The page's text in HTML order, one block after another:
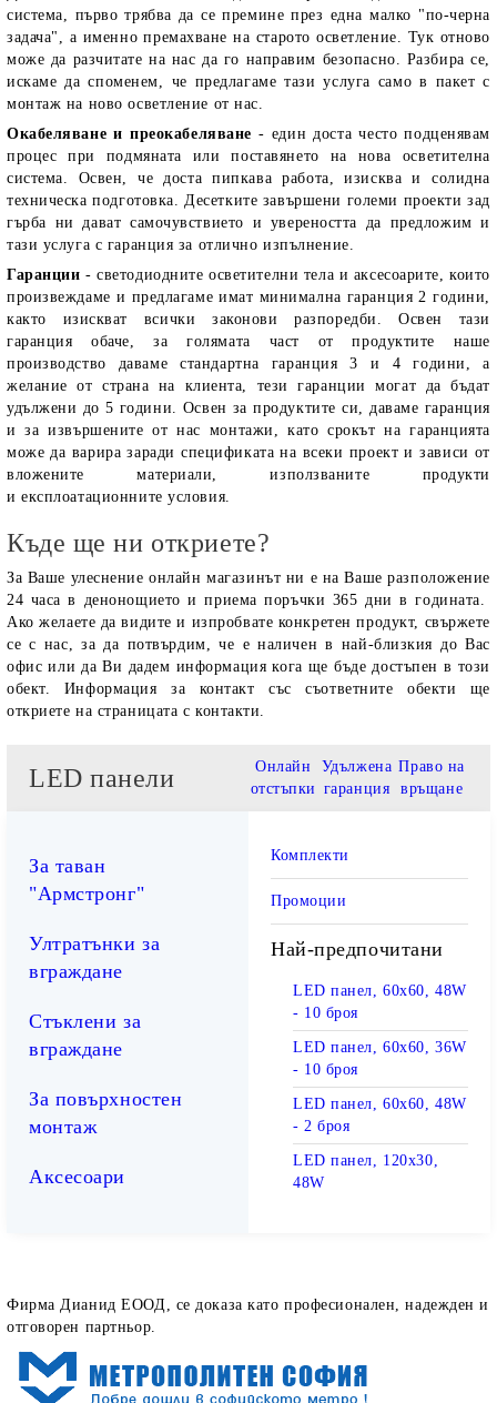
система, първо трябва да се премине през една малко "по-черна
задача", а именно премахване на старото осветление. Тук отново
може да разчитате на нас да го направим безопасно. Разбира се,
искаме да споменем, че предлагаме тази услуга само в пакет с
монтаж на ново осветление от нас.
Окабеляване и преокабеляване - един доста често подценявам
процес при подмяната или поставянето на нова осветителна
система. Освен, че доста пипкава работа, изисква и солидна
техническа подготовка. Десетките завършени големи проекти зад
гърба ни дават самочувствието и увереността да предложим и
тази услуга с гаранция за отлично изпълнение.
Гаранции - светодиодните осветителни тела и аксесоарите, които
произвеждаме и предлагаме имат минимална гаранция 2 години,
както изискват всички законови разпоредби. Освен тази
гаранция обаче, за голямата част от продуктите наше
производство даваме стандартна гаранция 3 и 4 години, а
желание от страна на клиента, тези гаранции могат да бъдат
удължени до 5 години. Освен за продуктите си, даваме гаранция
и за извършените от нас монтажи, като срокът на гаранцията
може да варира заради спецификата на всеки проект и зависи от
вложените материали, използваните продукти
и експлоатационните условия.
Къде ще ни откриете?
За Ваше улеснение онлайн магазинът ни е на Ваше разположение
24 часа в денонощието и приема поръчки 365 дни в годината.
Ако желаете да видите и изпробвате конкретен продукт, свържете
се с нас, за да потвърдим, че е наличен в най-близкия до Вас
офис или да Ви дадем информация кога ще бъде достъпен в този
обект. Информация за контакт със съответните обекти ще
откриете на страницата с контакти.
LED панели
Онлайн
отстъпки
Удължена
гаранция
Право на
връщане
За таван
"Армстронг"
Ултратънки за
вграждане
Стъклени за
вграждане
За повърхностен
монтаж
Аксесоари
Комплекти
Промоции
Най-предпочитани
LED панел, 60х60, 48W
- 10 броя
LED панел, 60х60, 36W
- 10 броя
LED панел, 60х60, 48W
- 2 броя
LED панел, 120х30,
48W
Фирма Дианид ЕООД, се доказа като професионален, надежден и
отговорен партньор.